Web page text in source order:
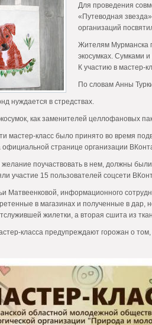
Для проведения
«Путеводная
организаций
Жителям Мурманска
экосумках. Сумками
К участию в мастер-
По словам Анны
нуждается в стредствах.
как заменителей целлофановых
мастер-класс было принято во время
официальной странице организации
желание поучаствовать в нем, должны
участие 15 пользователей соцсети
Матвеенковой, информационного
в магазинах и полученные в дар,
жилетки, а вторая сшита из
класса предупреждают горожан о